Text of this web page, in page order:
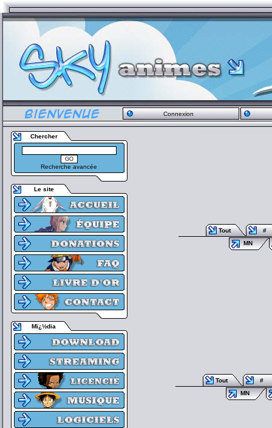
Connexion
Chercher
Recherche avancée
Le site
Mï¿½dia
Tout
#
MN
Tout
#
MN